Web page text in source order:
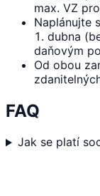
max. VZ
Naplánujte
1. dubna
daňovým
Od obou
FAQ
Jak se platí